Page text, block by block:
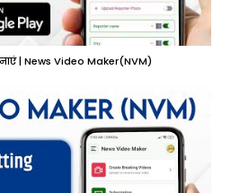
| News Video Maker(NVM)